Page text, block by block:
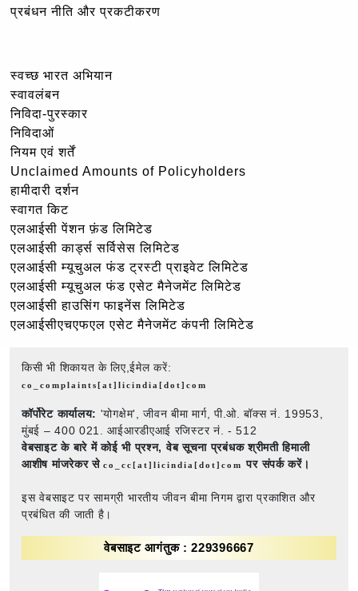
प्रबंधन नीति और प्रकटीकरण
स्वच्छ भारत अभियान
स्वावलंबन
निविदा-पुरस्कार
निविदाओं
नियम एवं शर्तें
Unclaimed Amounts of Policyholders
हामीदारी दर्शन
स्वागत किट
एलआईसी पेंशन फ़ंड लिमिटेड
एलआईसी कार्ड्स सर्विसेस लिमिटेड
एलआईसी म्यूचुअल फंड ट्रस्टी प्राइवेट लिमिटेड
एलआईसी म्यूचुअल फंड एसेट मैनेजमेंट लिमिटेड
एलआईसी हाउसिंग फाइनेंस लिमिटेड
एलआईसीएचएफएल एसेट मैनेजमेंट कंपनी लिमिटेड
किसी भी शिकायत के लिए,ईमेल करें:
co_complaints[at]licindia[dot]com
कॉर्पोरेट कार्यालय: 'योगक्षेम', जीवन बीमा मार्ग, पी.ओ. बॉक्स नं. 19953,
मुंबई – 400 021. आईआरडीएआई रजिस्टर नं. - 512
वेबसाइट के बारे में कोई भी प्रश्न, वेब सूचना प्रबंधक श्रीमती हिमाली
आशीष मांजरेकर सेco_cc[at]licindia[dot]comपर संपर्क करें।
इस वेबसाइट पर सामग्री भारतीय जीवन बीमा निगम द्वारा प्रकाशित और
प्रबंधित की जाती है।
वेबसाइट आगंतुक : 229396667